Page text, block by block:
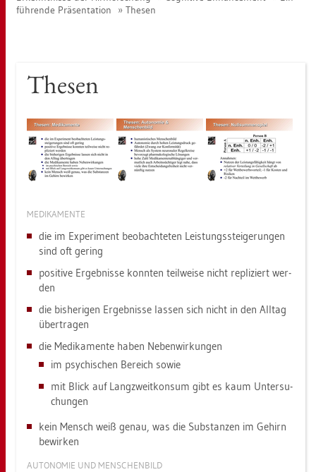
füh­ren­de Prä­sen­ta­ti­on
The­sen
The­sen
ME­DI­KA­MEN­TE
die im Ex­pe­ri­ment be­ob­ach­te­ten Leis­tungs­stei­ge­run­gen
sind oft ge­ring
po­si­ti­ve Er­geb­nis­se konn­ten teil­wei­se nicht re­pli­ziert wer­
den
die bis­he­ri­gen Er­geb­nis­se las­sen sich nicht in den All­tag
über­tra­gen
die Me­di­ka­men­te haben Ne­ben­wir­kun­gen
im psy­chi­schen Be­reich sowie
mit Blick auf Lang­zweit­kon­sum gibt es kaum Un­ter­su­
chun­gen
kein Mensch weiß genau, was die Sub­stan­zen im Ge­hirn
be­wir­ken
AU­TO­NO­MIE UND MEN­SCHEN­BILD